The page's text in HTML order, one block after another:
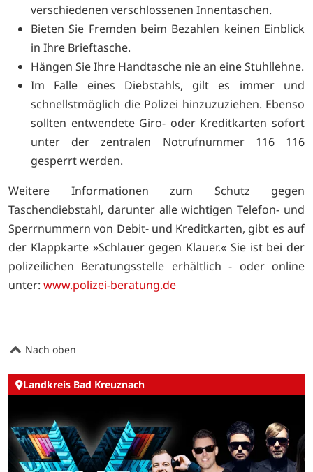
verschiedenen verschlossenen Innentaschen.
Bieten Sie Fremden beim Bezahlen keinen Einblick
in Ihre Brieftasche.
Hängen Sie Ihre Handtasche nie an eine Stuhllehne.
Im Falle eines Diebstahls, gilt es immer und
schnellstmöglich die Polizei hinzuzuziehen. Ebenso
sollten entwendete Giro- oder Kreditkarten sofort
unter der zentralen Notrufnummer 116 116
gesperrt werden.
Weitere Informationen zum Schutz gegen
Taschendiebstahl, darunter alle wichtigen Telefon- und
Sperrnummern von Debit- und Kreditkarten, gibt es auf
der Klappkarte »Schlauer gegen Klauer.« Sie ist bei der
polizeilichen Beratungsstelle erhältlich - oder online
unter: www.polizei-beratung.de
Nach oben
Landkreis Bad Kreuznach